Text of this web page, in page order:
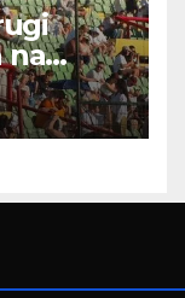
na